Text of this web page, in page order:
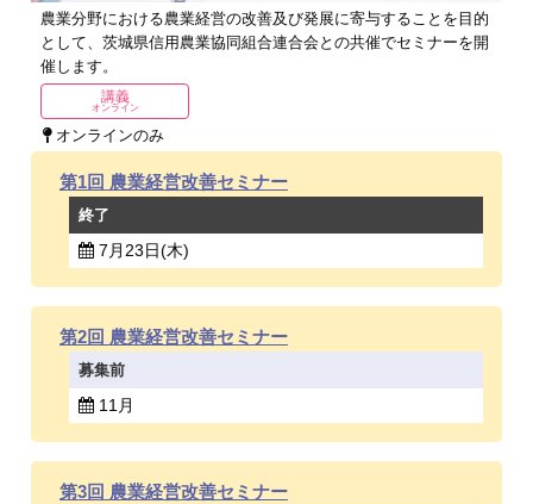
農業分野における農業経営の改善及び発展に寄与することを目的
として、茨城県信用農業協同組合連合会との共催でセミナーを開
催します。
講義
オンライン
オンラインのみ
第1回 農業経営改善セミナー
終了
7月23日(木)
第2回 農業経営改善セミナー
募集前
11月
第3回 農業経営改善セミナー